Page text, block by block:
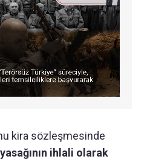
kira sözleşmesinde
ihlali olarak